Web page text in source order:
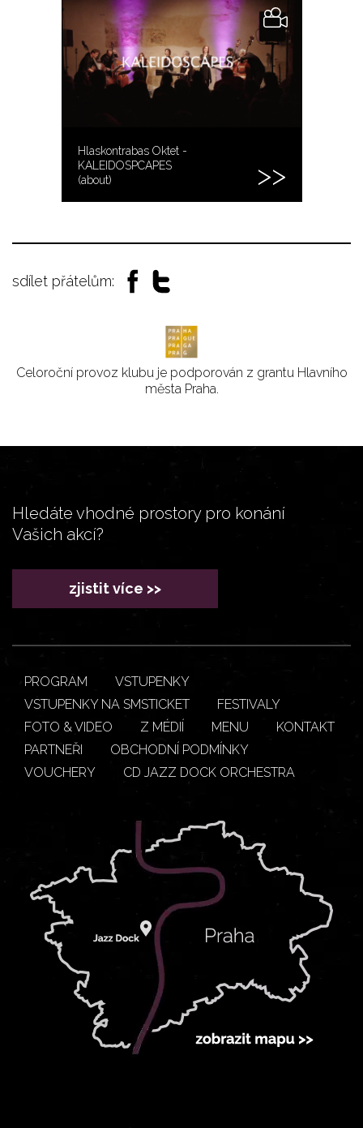
Hlaskontrabas Oktet -
KALEIDOSPCAPES
(about)
sdílet přátelům:
Celoroční provoz klubu je podporován z grantu Hlavního
města Praha.
Hledáte vhodné prostory pro konání
Vašich akcí?
zjistit více >>
PROGRAM
VSTUPENKY
VSTUPENKY NA SMSTICKET
FESTIVALY
FOTO & VIDEO
Z MÉDIÍ MENU
KONTAKT
PARTNEŘI
OBCHODNÍ PODMÍNKY
VOUCHERY
CD JAZZ DOCK ORCHESTRA